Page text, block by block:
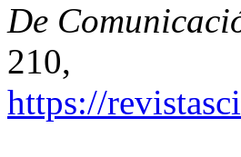
De
210,
https://